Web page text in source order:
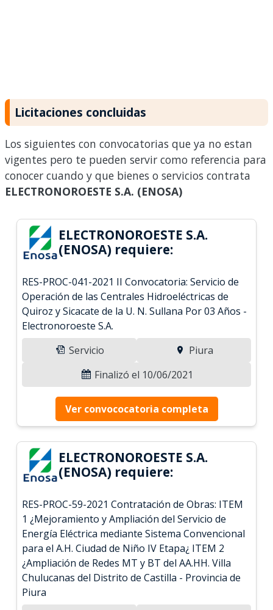
Licitaciones concluidas
Los siguientes con convocatorias que ya no estan
vigentes pero te pueden servir como referencia para
conocer cuando y que bienes o servicios contrata
ELECTRONOROESTE S.A. (ENOSA)
ELECTRONOROESTE S.A.
(ENOSA) requiere:
RES-PROC-041-2021 II Convocatoria: Servicio de
Operación de las Centrales Hidroeléctricas de
Quiroz y Sicacate de la U. N. Sullana Por 03 Años -
Electronoroeste S.A.
Servicio
Piura
Finalizó el 10/06/2021
Ver convococatoria completa
ELECTRONOROESTE S.A.
(ENOSA) requiere:
RES-PROC-59-2021 Contratación de Obras: ITEM
1 ¿Mejoramiento y Ampliación del Servicio de
Energía Eléctrica mediante Sistema Convencional
para el A.H. Ciudad de Niño IV Etapa¿ ITEM 2
¿Ampliación de Redes MT y BT del AA.HH. Villa
Chulucanas del Distrito de Castilla - Provincia de
Piura